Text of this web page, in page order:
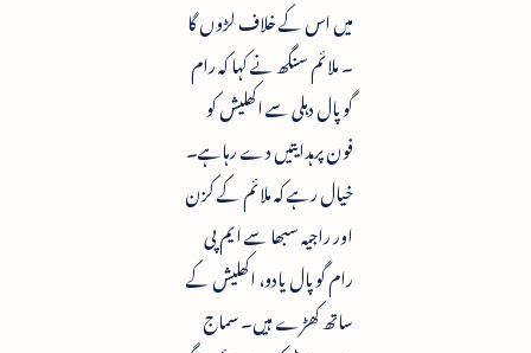
میں اس کے خلاف لڑوں گا
۔ ملائم سنگھ نے کہا کہ رام
گوپال دہلی سے اکھلیش کو
فون پرہدایتیں دے رہاہے۔
خیال رہے کہ ملائم کے کزن
اور راجیہ سبھا سے ایم پی
رام گوپال یادو، اکھلیش کے
ساتھ کھڑے ہیں۔ سماج